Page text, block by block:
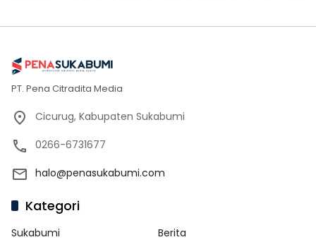
PT. Pena Citradita Media
Cicurug, Kabupaten Sukabumi
0266-6731677
halo@penasukabumi.com
Kategori
Sukabumi
Berita